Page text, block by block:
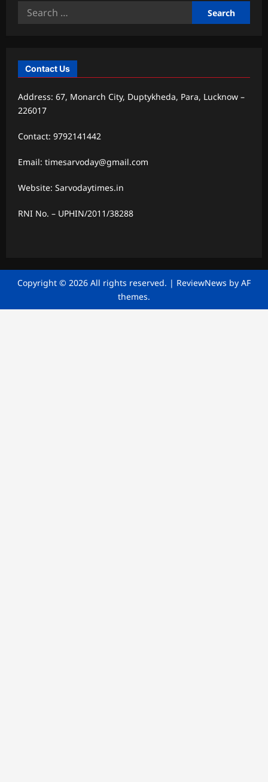
Search
Contact Us
Address: 67, Monarch City, Duptykheda, Para, Lucknow –
226017
Contact: 9792141442
Email: timesarvoday@gmail.com
Website: Sarvodaytimes.in
RNI No. – UPHIN/2011/38288
Copyright © 2026 All rights reserved. | ReviewNews by AF
themes.